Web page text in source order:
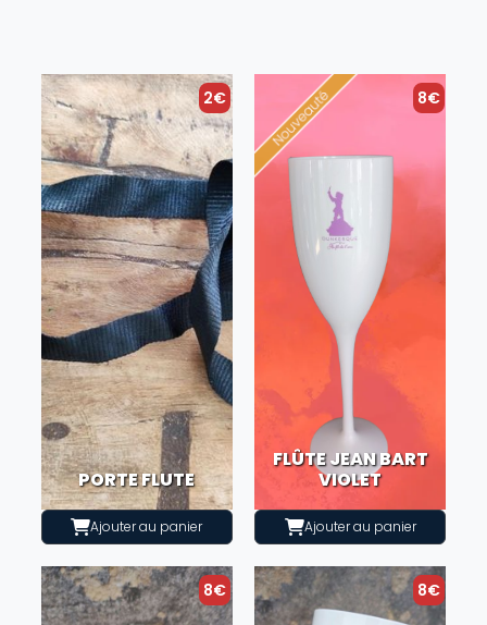
PORTE FLUTE
2€
Ajouter au panier
FLÛTE JEAN BART
VIOLET
8€
Ajouter au panier
8€ 8€